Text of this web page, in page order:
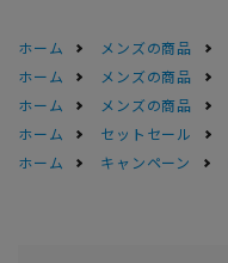
ホーム メンズの商品
ホーム
メンズの商品
ホーム
メンズの商品
ホーム
セットセール
ホーム
キャンペーン